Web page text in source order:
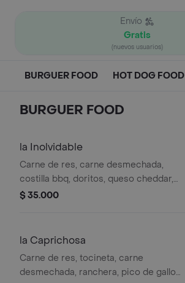
Envío
Gratis
(nuevos usuarios)
BURGUER FOOD HOT DOG FOOD
BURGUER FOOD
la Inolvidable
Carne de res, carne desmechada,
costilla bbq, doritos, queso cheddar,
cebolla, tomate, lechuga, salsas de la
$ 35.000
la Caprichosa
Carne de res, tocineta, carne
desmechada, ranchera, pico de gallo,